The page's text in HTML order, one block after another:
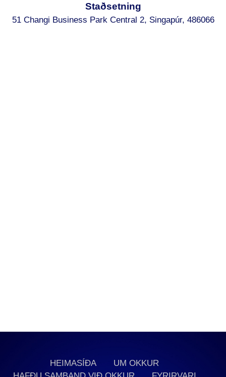
Staðsetning
51 Changi Business Park Central 2, Singapúr, 486066
HEIMASÍÐA
UM OKKUR